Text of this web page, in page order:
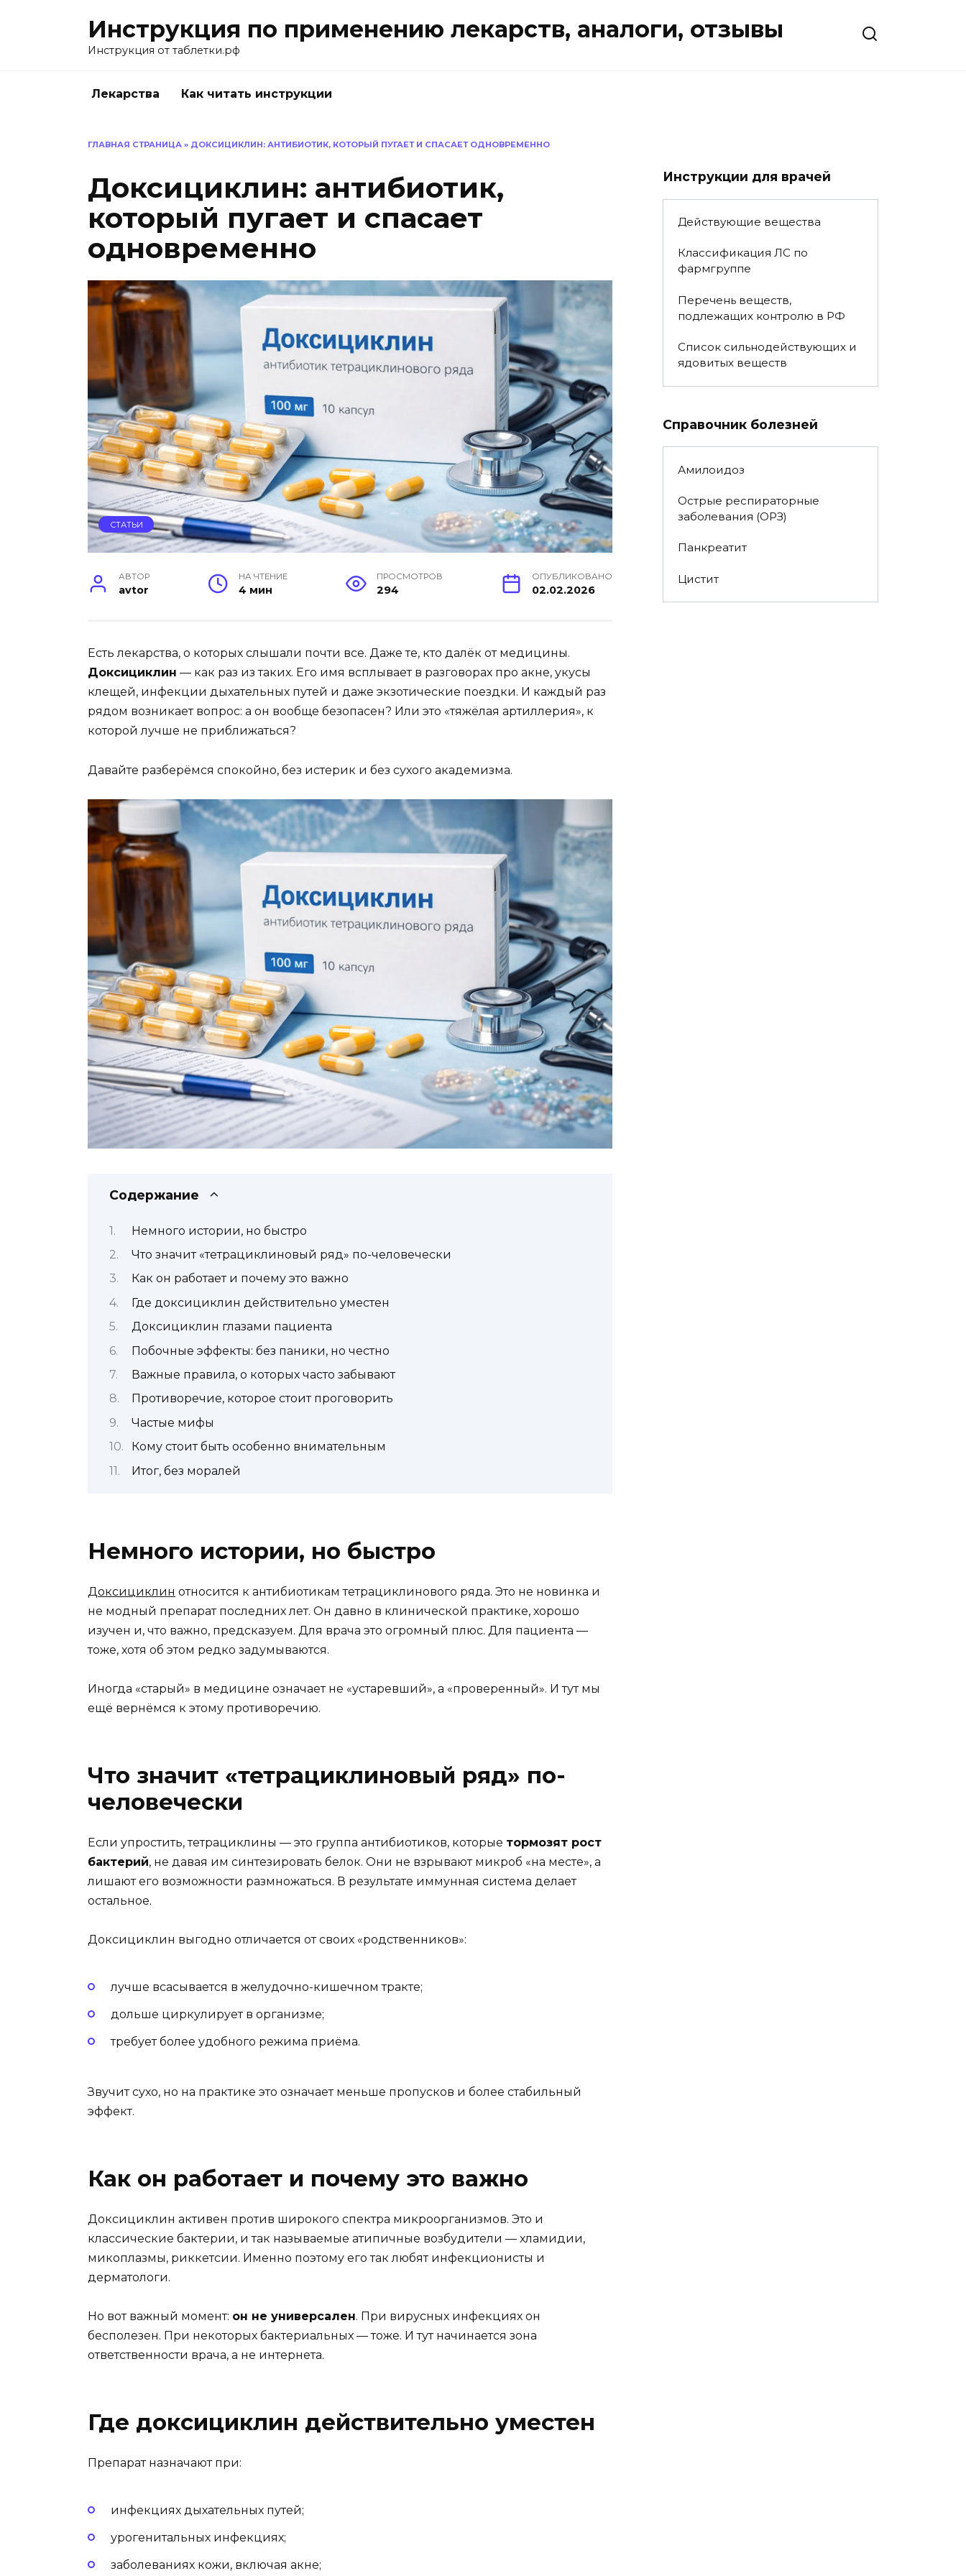
Инструкция по применению лекарств, аналоги, отзывы
Инструкция от таблетки.рф
Лекарства Как читать инструкции
ГЛАВНАЯ СТРАНИЦА » ДОКСИЦИКЛИН: АНТИБИОТИК, КОТОРЫЙ ПУГАЕТ И СПАСАЕТ ОДНОВРЕМЕННО
Доксициклин: антибиотик,
который пугает и спасает
одновременно
СТАТЬИ
АВТОР
avtor
НА ЧТЕНИЕ
4 мин
ПРОСМОТРОВ
294
ОПУБЛИКОВАНО
02.02.2026
Есть лекарства, о которых слышали почти все. Даже те, кто далёк от медицины.
Доксициклин — как раз из таких. Его имя всплывает в разговорах про акне, укусы
клещей, инфекции дыхательных путей и даже экзотические поездки. И каждый раз
рядом возникает вопрос: а он вообще безопасен? Или это «тяжёлая артиллерия», к
которой лучше не приближаться?
Давайте разберёмся спокойно, без истерик и без сухого академизма.
Содержание
Немного истории, но быстро
Что значит «тетрациклиновый ряд» по-человечески
Как он работает и почему это важно
Где доксициклин действительно уместен
Доксициклин глазами пациента
Побочные эффекты: без паники, но честно
Важные правила, о которых часто забывают
Противоречие, которое стоит проговорить
Частые мифы
Кому стоит быть особенно внимательным
Итог, без моралей
Немного истории, но быстро
Доксициклин относится к антибиотикам тетрациклинового ряда. Это не новинка и
не модный препарат последних лет. Он давно в клинической практике, хорошо
изучен и, что важно, предсказуем. Для врача это огромный плюс. Для пациента —
тоже, хотя об этом редко задумываются.
Иногда «старый» в медицине означает не «устаревший», а «проверенный». И тут мы
ещё вернёмся к этому противоречию.
Что значит «тетрациклиновый ряд» по-
человечески
Если упростить, тетрациклины — это группа антибиотиков, которые тормозят рост
бактерий, не давая им синтезировать белок. Они не взрывают микроб «на месте», а
лишают его возможности размножаться. В результате иммунная система делает
остальное.
Доксициклин выгодно отличается от своих «родственников»:
лучше всасывается в желудочно-кишечном тракте;
дольше циркулирует в организме;
требует более удобного режима приёма.
Звучит сухо, но на практике это означает меньше пропусков и более стабильный
эффект.
Как он работает и почему это важно
Доксициклин активен против широкого спектра микроорганизмов. Это и
классические бактерии, и так называемые атипичные возбудители — хламидии,
микоплазмы, риккетсии. Именно поэтому его так любят инфекционисты и
дерматологи.
Но вот важный момент: он не универсален. При вирусных инфекциях он
бесполезен. При некоторых бактериальных — тоже. И тут начинается зона
ответственности врача, а не интернета.
Где доксициклин действительно уместен
Препарат назначают при:
инфекциях дыхательных путей;
урогенитальных инфекциях;
заболеваниях кожи, включая акне;
Инструкции для врачей
Действующие вещества
Классификация ЛС по
фармгруппе
Перечень веществ,
подлежащих контролю в РФ
Список сильнодействующих и
ядовитых веществ
Справочник болезней
Амилоидоз
Острые респираторные
заболевания (ОРЗ)
Панкреатит
Цистит